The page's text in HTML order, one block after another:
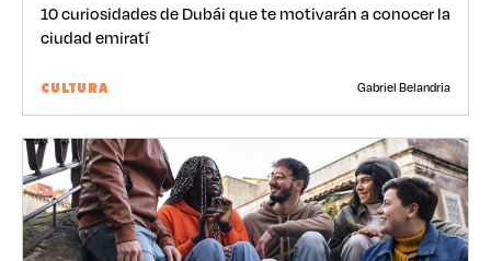
10 curiosidades de Dubái que te motivarán a conocer la
ciudad emiratí
CULTURA Gabriel Belandria